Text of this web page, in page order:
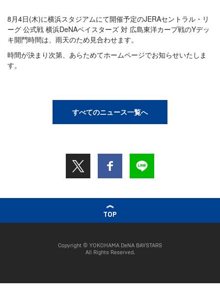
8月4日(木)に横浜スタジアムにて開催予定のJERAセントラル・リ
ーグ 公式戦 横浜DeNAベイスターズ 対 広島東洋カープ戦のYデッ
キ開門時間は、雨天のため見合わせます。
時間が決まり次第、あらためてホームページでお知らせいたしま
す。
すべてのニュース一覧へ
TOP
Copyright © YOKOHAMA DeNA BAYSTARS
All Rights Reserved.